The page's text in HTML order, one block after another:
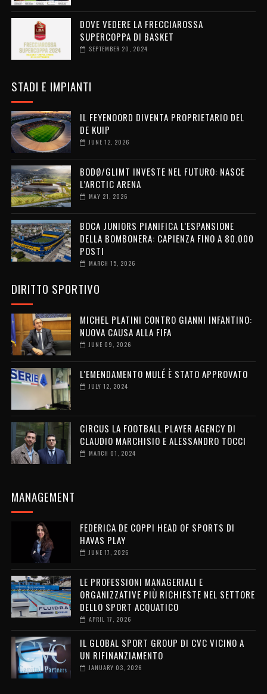
DOVE VEDERE LA FRECCIAROSSA
SUPERCOPPA DI BASKET
SEPTEMBER 20, 2024
STADI E IMPIANTI
IL FEYENOORD DIVENTA PROPRIETARIO DEL
DE KUIP
JUNE 12, 2026
BODØ/GLIMT INVESTE NEL FUTURO: NASCE
L’ARCTIC ARENA
MAY 21, 2026
BOCA JUNIORS PIANIFICA L’ESPANSIONE
DELLA BOMBONERA: CAPIENZA FINO A 80.000
POSTI
MARCH 15, 2026
DIRITTO SPORTIVO
MICHEL PLATINI CONTRO GIANNI INFANTINO:
NUOVA CAUSA ALLA FIFA
JUNE 09, 2026
L'EMENDAMENTO MULÉ È STATO APPROVATO
JULY 12, 2024
CIRCUS LA FOOTBALL PLAYER AGENCY DI
CLAUDIO MARCHISIO E ALESSANDRO TOCCI
MARCH 01, 2024
MANAGEMENT
FEDERICA DE COPPI HEAD OF SPORTS DI
HAVAS PLAY
JUNE 17, 2026
LE PROFESSIONI MANAGERIALI E
ORGANIZZATIVE PIÙ RICHIESTE NEL SETTORE
DELLO SPORT ACQUATICO
APRIL 17, 2026
IL GLOBAL SPORT GROUP DI CVC VICINO A
UN RIFINANZIAMENTO
JANUARY 03, 2026